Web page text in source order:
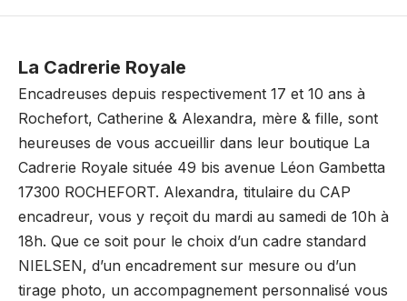
La Cadrerie Royale
Encadreuses depuis respectivement 17 et 10 ans à
Rochefort, Catherine & Alexandra, mère & fille, sont
heureuses de vous accueillir dans leur boutique La
Cadrerie Royale située 49 bis avenue Léon Gambetta
17300 ROCHEFORT. Alexandra, titulaire du CAP
encadreur, vous y reçoit du mardi au samedi de 10h à
18h. Que ce soit pour le choix d’un cadre standard
NIELSEN, d’un encadrement sur mesure ou d’un
tirage photo, un accompagnement personnalisé vous